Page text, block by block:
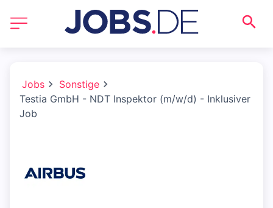
Jobs
Sonstige
Testia GmbH - NDT Inspektor (m/w/d) - Inklusiver
Job